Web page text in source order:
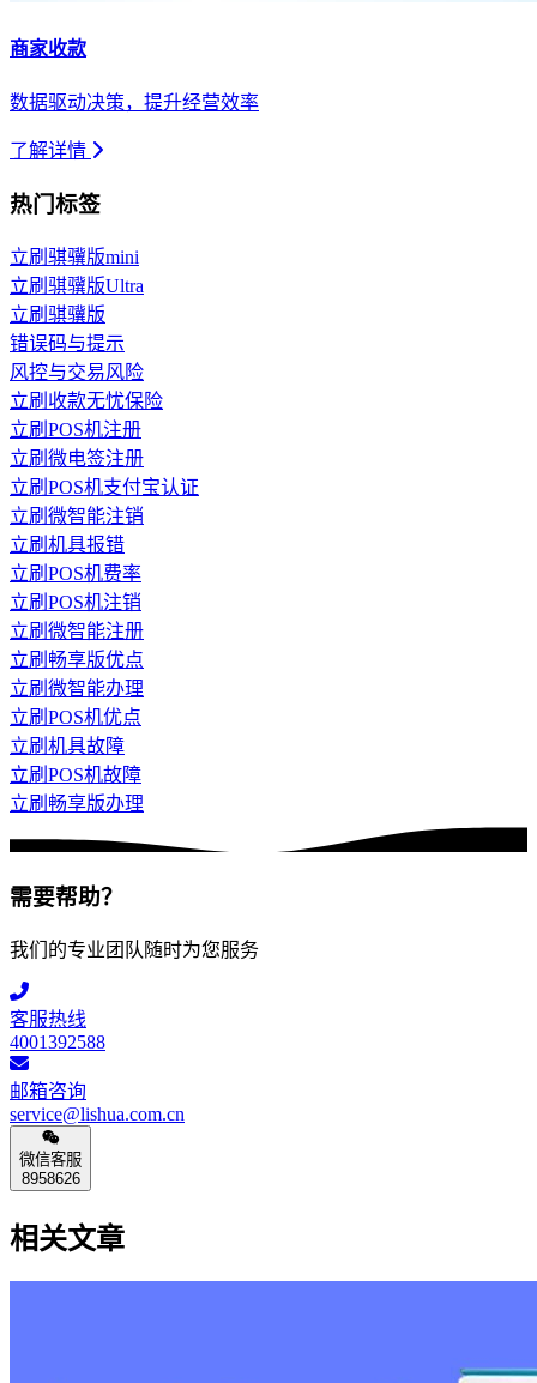
商家收款
数据驱动决策，提升经营效率
了解详情
热门标签
立刷骐骥版mini
立刷骐骥版Ultra
立刷骐骥版
错误码与提示
风控与交易风险
立刷收款无忧保险
立刷POS机注册
立刷微电签注册
立刷POS机支付宝认证
立刷微智能注销
立刷机具报错
立刷POS机费率
立刷POS机注销
立刷微智能注册
立刷畅享版优点
立刷微智能办理
立刷POS机优点
立刷机具故障
立刷POS机故障
立刷畅享版办理
需要帮助？
我们的专业团队随时为您服务
客服热线
4001392588
邮箱咨询
service@lishua.com.cn
微信客服
8958626
相关文章